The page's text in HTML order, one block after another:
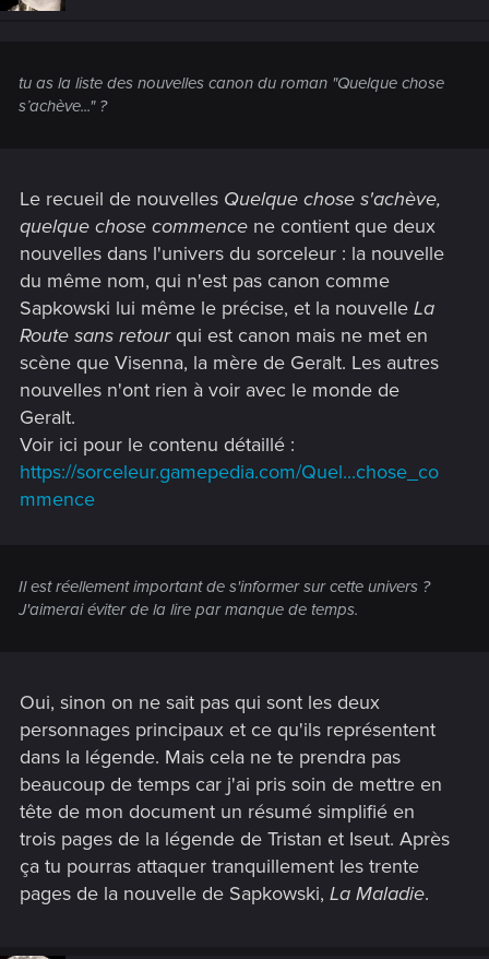
tu as la liste des nouvelles canon du roman "Quelque chose
s’achève..." ?
Le recueil de nouvelles Quelque chose s'achève,
quelque chose commence ne contient que deux
nouvelles dans l'univers du sorceleur : la nouvelle
du même nom, qui n'est pas canon comme
Sapkowski lui même le précise, et la nouvelle La
Route sans retourqui est canon mais ne met en
scène que Visenna, la mère de Geralt. Les autres
nouvelles n'ont rien à voir avec le monde de
Geralt.
Voir ici pour le contenu détaillé :
https://sorceleur.gamepedia.com/Quel...chose_co
mmence
Il est réellement important de s'informer sur cette univers ?
J'aimerai éviter de la lire par manque de temps.
Oui, sinon on ne sait pas qui sont les deux
personnages principaux et ce qu'ils représentent
dans la légende. Mais cela ne te prendra pas
beaucoup de temps car j'ai pris soin de mettre en
tête de mon document un résumé simplifié en
trois pages de la légende de Tristan et Iseut. Après
ça tu pourras attaquer tranquillement les trente
pages de la nouvelle de Sapkowski, La Maladie.